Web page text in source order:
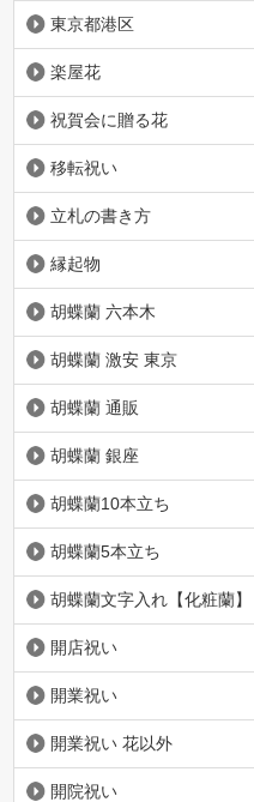
東京都港区
楽屋花
祝賀会に贈る花
移転祝い
立札の書き方
縁起物
胡蝶蘭 六本木
胡蝶蘭 激安 東京
胡蝶蘭 通販
胡蝶蘭 銀座
胡蝶蘭10本立ち
胡蝶蘭5本立ち
胡蝶蘭文字入れ【化粧蘭】
開店祝い
開業祝い
開業祝い 花以外
開院祝い